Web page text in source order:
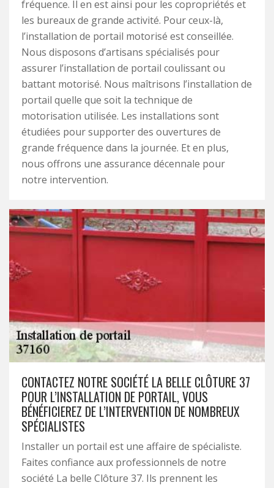
fréquence. Il en est ainsi pour les copropriétés et
les bureaux de grande activité. Pour ceux-là,
l’installation de portail motorisé est conseillée.
Nous disposons d’artisans spécialisés pour
assurer l’installation de portail coulissant ou
battant motorisé. Nous maîtrisons l’installation de
portail quelle que soit la technique de
motorisation utilisée. Les installations sont
étudiées pour supporter des ouvertures de
grande fréquence dans la journée. Et en plus,
nous offrons une assurance décennale pour
notre intervention.
CONTACTEZ NOTRE SOCIÉTÉ LA BELLE CLÔTURE 37
POUR L’INSTALLATION DE PORTAIL, VOUS
BÉNÉFICIEREZ DE L’INTERVENTION DE NOMBREUX
SPÉCIALISTES
Installer un portail est une affaire de spécialiste.
Faites confiance aux professionnels de notre
société La belle Clôture 37. Ils prennent les